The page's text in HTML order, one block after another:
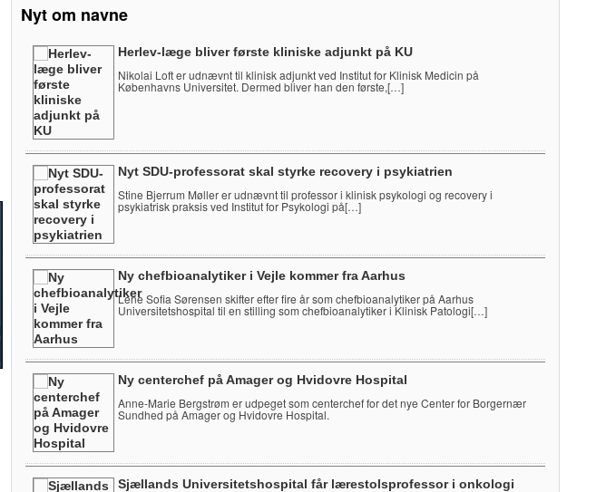
Nyt om navne
Herlev-læge bliver første kliniske adjunkt på KU
Nikolai Loft er udnævnt til klinisk adjunkt ved Institut for Klinisk Medicin på
Københavns Universitet. Dermed bliver han den første,[…]
Nyt SDU-professorat skal styrke recovery i psykiatrien
Stine Bjerrum Møller er udnævnt til professor i klinisk psykologi og recovery i
psykiatrisk praksis ved Institut for Psykologi på[…]
Ny chefbioanalytiker i Vejle kommer fra Aarhus
Lene Sofia Sørensen skifter efter fire år som chefbioanalytiker på Aarhus
Universitetshospital til en stilling som chefbioanalytiker i Klinisk Patologi[…]
Ny centerchef på Amager og Hvidovre Hospital
Anne-Marie Bergstrøm er udpeget som centerchef for det nye Center for Borgernær
Sundhed på Amager og Hvidovre Hospital.
Sjællands Universitetshospital får lærestolsprofessor i onkologi